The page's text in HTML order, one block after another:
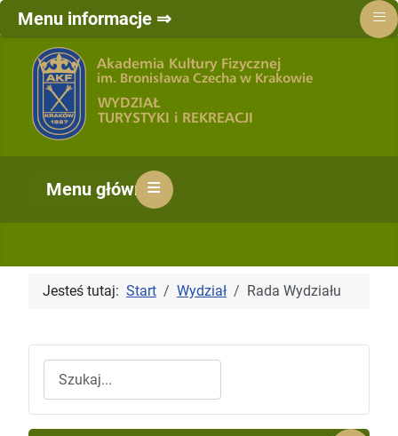
Menu główne ⇒
≡
Jesteś tutaj: Start Wydział Rada Wydziału
Menu informacje ⇒ ≡